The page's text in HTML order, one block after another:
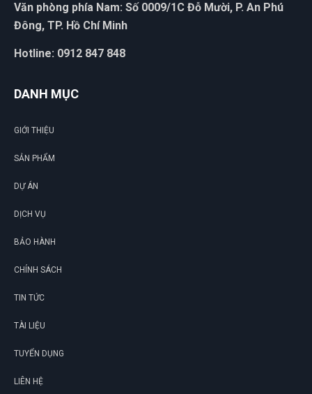
Văn phòng phía Nam: Số 0009/1C Đỗ Mười, P. An Phú
Đông, TP. Hồ Chí Minh
Hotline: 0912 847 848
DANH MỤC
GIỚI THIỆU
SẢN PHẨM
DỰ ÁN
DỊCH VỤ
BẢO HÀNH
CHÍNH SÁCH
TIN TỨC
TÀI LIỆU
TUYỂN DỤNG
LIÊN HỆ